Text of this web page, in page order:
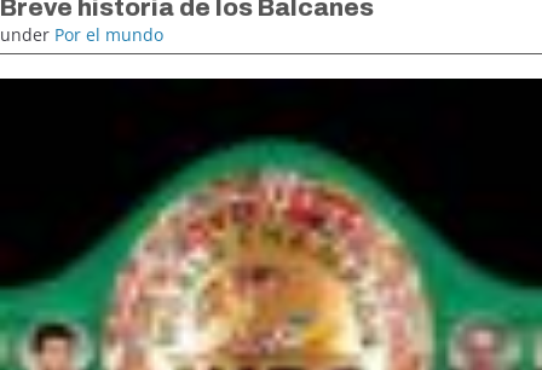
Breve historia de los Balcanes
under Por el mundo